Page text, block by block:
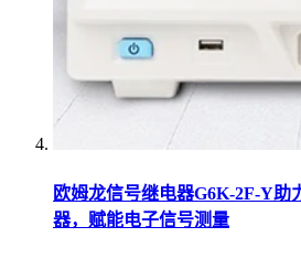
欧姆龙信号继电器G6K-2F-Y助
器，赋能电子信号测量